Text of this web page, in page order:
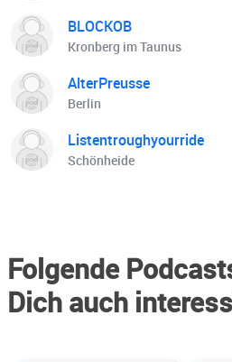
BLOCKOB
Kronberg im Taunus
AlterPreusse
Berlin
Listentroughyourride
Schönheide
Folgende
Dich auch